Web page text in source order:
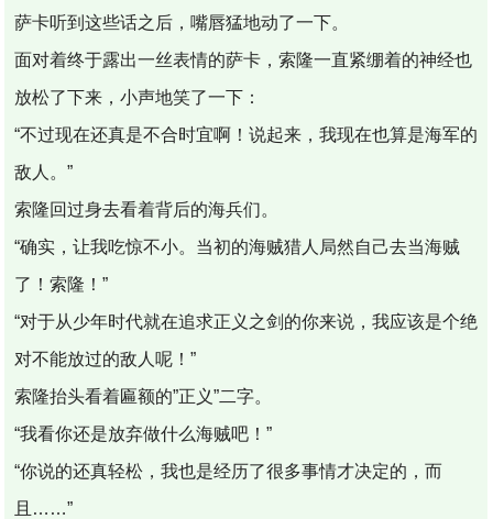
萨卡听到这些话之后，嘴唇猛地动了一下。
面对着终于露出一丝表情的萨卡，索隆一直紧绷着的神经也
放松了下来，小声地笑了一下：
“不过现在还真是不合时宜啊！说起来，我现在也算是海军的
敌人。”
索隆回过身去看着背后的海兵们。
“确实，让我吃惊不小。当初的海贼猎人局然自己去当海贼
了！索隆！”
“对于从少年时代就在追求正义之剑的你来说，我应该是个绝
对不能放过的敌人呢！”
索隆抬头看着匾额的”正义”二字。
“我看你还是放弃做什么海贼吧！”
“你说的还真轻松，我也是经历了很多事情才决定的，而
且……”